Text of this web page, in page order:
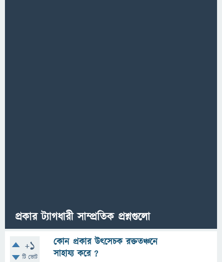
প্রকার ট্যাগধারী সাম্প্রতিক প্রশ্নগুলো
+1
টি ভোট
কোন প্রকার উৎসেচক রক্ততঞ্চনে
সাহায্য করে ?